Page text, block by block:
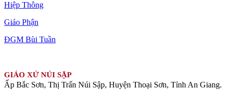
Hiệp Thông
Giáo Phận
ĐGM Bùi Tuần
GIÁO XỨ NÚI SẬP
Ấp Bắc Sơn, Thị Trấn Núi Sập, Huyện Thoại Sơn, Tỉnh An Giang.